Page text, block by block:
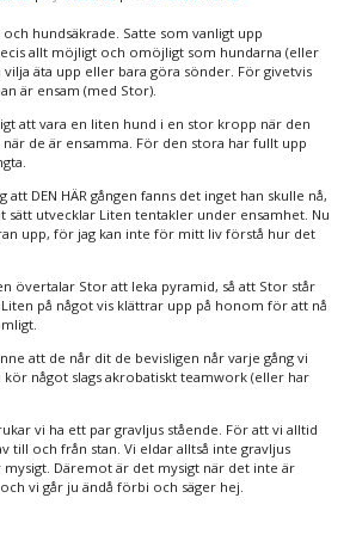
och
plundrare
hundsäkrade. Satte som vanligt upp
allt möjligt och omöjligt som hundarna (eller
vilja äta upp eller bara göra sönder. För givetvis
är ensam (med Stor).
att vara en liten hund i en stor kropp när den
de är ensamma. För den stora har fullt upp
DEN HÄR gången fanns det inget han skulle nå,
sätt utvecklar Liten tentakler under ensamhet. Nu
upp, för jag kan inte för mitt liv förstå hur det
övertalar Stor att leka pyramid, så att Stor står
på något vis klättrar upp på honom för att nå
att de når dit de bevisligen når varje gång vi
något slags akrobatiskt teamwork (eller har
vi ha ett par gravljus stående. För att vi alltid
till och från stan. Vi eldar alltså inte gravljus
Däremot är det mysigt när det inte är
vi går ju ändå förbi och säger hej.